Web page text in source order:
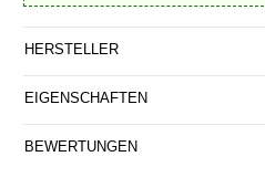
HERSTELLER
EIGENSCHAFTEN
BEWERTUNGEN